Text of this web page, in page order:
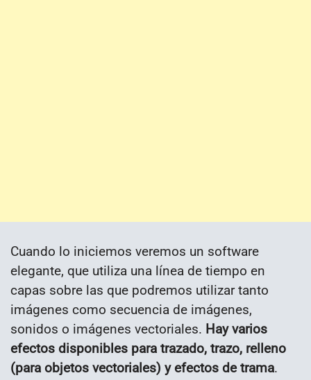
Cuando lo iniciemos veremos un software
elegante, que utiliza una línea de tiempo en
capas sobre las que podremos utilizar tanto
imágenes como secuencia de imágenes,
sonidos o imágenes vectoriales. Hay varios
efectos disponibles para trazado, trazo, relleno
(para objetos vectoriales) y efectos de trama.